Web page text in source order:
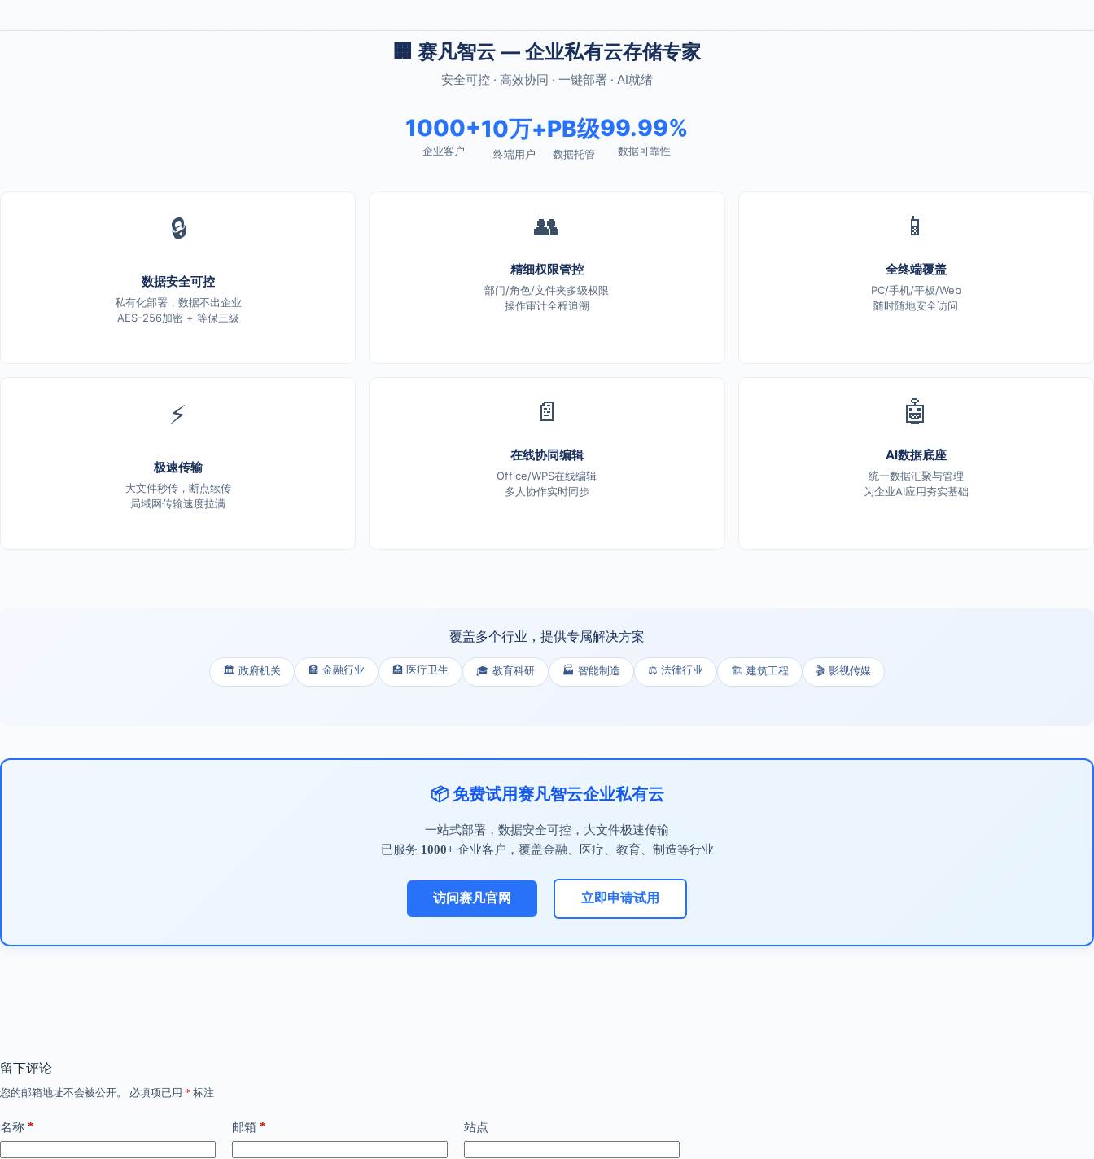
🏢 赛凡智云 — 企业私有云存储专家
安全可控 · 高效协同 · 一键部署 · AI就绪
1000+
企业客户
10万+
终端用户
PB级
数据托管
99.99%
数据可靠性
🔒
数据安全可控
私有化部署，数据不出企业
AES-256加密 + 等保三级
👥
精细权限管控
部门/角色/文件夹多级权限
操作审计全程追溯
📱
全终端覆盖
PC/手机/平板/Web
随时随地安全访问
⚡
极速传输
大文件秒传，断点续传
局域网传输速度拉满
📄
在线协同编辑
Office/WPS在线编辑
多人协作实时同步
🤖
AI数据底座
统一数据汇聚与管理
为企业AI应用夯实基础
覆盖多个行业，提供专属解决方案
🏛️ 政府机关 🏦 金融行业 🏥 医疗卫生 🎓 教育科研 🏭 智能制造 ⚖️ 法律行业 🏗️ 建筑工程 🎬 影视传媒
📦 免费试用赛凡智云企业私有云
一站式部署，数据安全可控，大文件极速传输
已服务 1000+ 企业客户，覆盖金融、医疗、教育、制造等行业
访问赛凡官网 立即申请试用
留下评论
您的邮箱地址不会被公开。 必填项已用 * 标注
名称 * 邮箱 * 站点